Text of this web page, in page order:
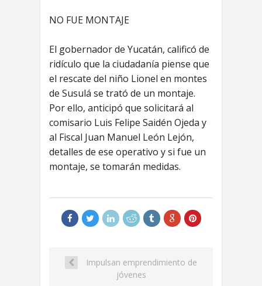
NO FUE MONTAJE
El gobernador de Yucatán, calificó de
ridículo que la ciudadanía piense que
el rescate del niño Lionel en montes
de Susulá se trató de un montaje.
Por ello, anticipó que solicitará al
comisario Luis Felipe Saidén Ojeda y
al Fiscal Juan Manuel León Lejón,
detalles de ese operativo y si fue un
montaje, se tomarán medidas.
Impulsan emprendimiento de
jóvenes